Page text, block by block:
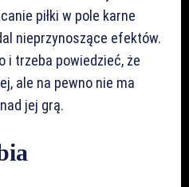
piłki w pole karne
nieprzynoszące efektów.
i trzeba powiedzieć, że
ale na pewno nie ma
jej grą.